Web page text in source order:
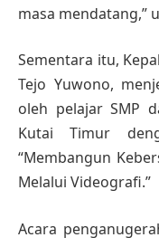
masa mendatang,”
Sementara itu,
Tejo Yuwono,
oleh pelajar SMP
Kutai Timur
“Membangun
Melalui Videografi.”
Acara